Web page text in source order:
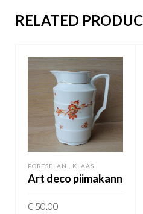
RELATED
PORTSELAN , KLAAS
Art deco piimakann
€ 50.00